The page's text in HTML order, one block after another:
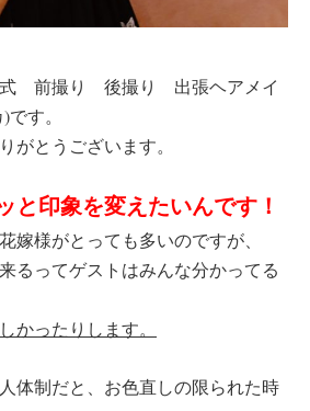
前撮り 後撮り 出張ヘアメイ
す。
がとうございます。
と印象を変えたいんです！
嫁様がとっても多いのですが、
るってゲストはみんな分かってる
かったりします。
体制だと、お色直しの限られた時